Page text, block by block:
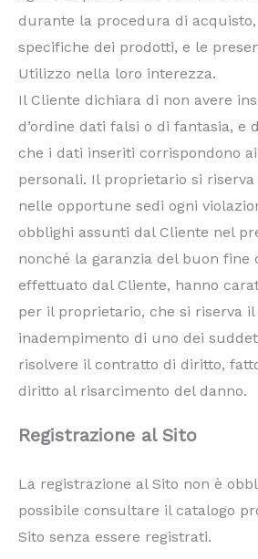
durante la procedura di acquisto,
specifiche dei prodotti, e le
Utilizzo nella loro interezza.
Il Cliente dichiara di non avere
d’ordine dati falsi o di fantasia, e
che i dati inseriti corrispondono
personali. Il proprietario si
nelle opportune sedi ogni
obblighi assunti dal Cliente nel
nonché la garanzia del buon fine
effettuato dal Cliente, hanno
per il proprietario, che si riserva
inadempimento di uno dei
risolvere il contratto di diritto,
diritto al risarcimento del danno.
Registrazione al Sito
La registrazione al Sito non è
possibile consultare il catalogo
Sito senza essere registrati.